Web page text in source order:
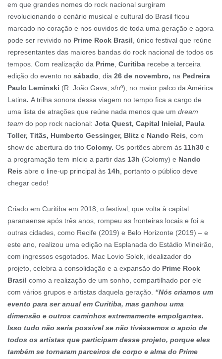
em que grandes nomes do rock nacional surgiram
revolucionando o cenário musical e cultural do Brasil ficou
marcado no coração e nos ouvidos de toda uma geração e agora
pode ser revivido no Prime Rock Brasil, único festival que reúne
representantes das maiores bandas do rock nacional de todos os
tempos. Com realização da Prime, Curitiba recebe a terceira
edição do evento no sábado, dia 26 de novembro, na Pedreira
Paulo Leminski (R. João Gava, s/nº), no maior palco da América
Latina. A trilha sonora dessa viagem no tempo fica a cargo de
uma lista de atrações que reúne nada menos que um dream
team do pop rock nacional: Jota Quest, Capital Inicial, Paula
Toller, Titãs, Humberto Gessinger, Blitz e Nando Reis, com
show de abertura do trio Colomy. Os portões abrem às 11h30 e
a programação tem início a partir das 13h (Colomy) e Nando
Reis abre o line-up principal às 14h, portanto o público deve
chegar cedo!
Criado em Curitiba em 2018, o festival, que volta à capital
paranaense após três anos, rompeu as fronteiras locais e foi a
outras cidades, como Recife (2019) e Belo Horizonte (2019) – e
este ano, realizou uma edição na Esplanada do Estádio Mineirão,
com ingressos esgotados. Mac Lovio Solek, idealizador do
projeto, celebra a consolidação e a expansão do Prime Rock
Brasil como a realização de um sonho, compartilhado por ele
com vários grupos e artistas daquela geração. “Nós criamos um
evento para ser anual em Curitiba, mas ganhou uma
dimensão e outros caminhos extremamente empolgantes.
Isso tudo não seria possível se não tivéssemos o apoio de
todos os artistas que participam desse projeto, porque eles
também se tornaram parceiros de corpo e alma do Prime